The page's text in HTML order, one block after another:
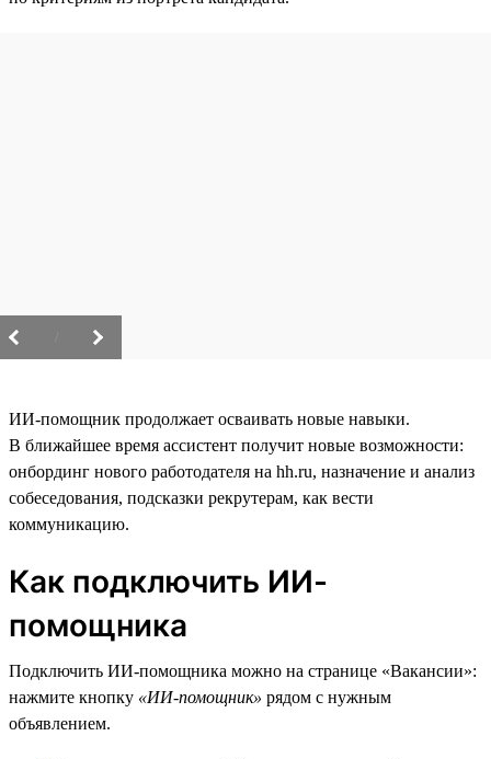
ИИ-помощник продолжает осваивать новые навыки.
В ближайшее время ассистент получит новые возможности:
онбординг нового работодателя на hh.ru, назначение и анализ
собеседования, подсказки рекрутерам, как вести
коммуникацию.
Как подключить ИИ-
помощника
Подключить ИИ-помощника можно на странице «Вакансии»:
нажмите кнопку «ИИ-помощник» рядом с нужным
объявлением.